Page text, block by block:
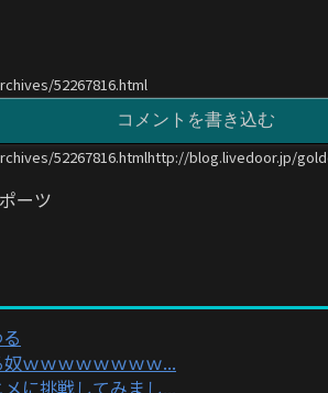
52267816.html
コメントを書き込む
52267816.htmlhttp://blog.livedoor.jp/
ーツ
ｗｗｗｗｗｗｗｗ...
に挑戦してみまし...